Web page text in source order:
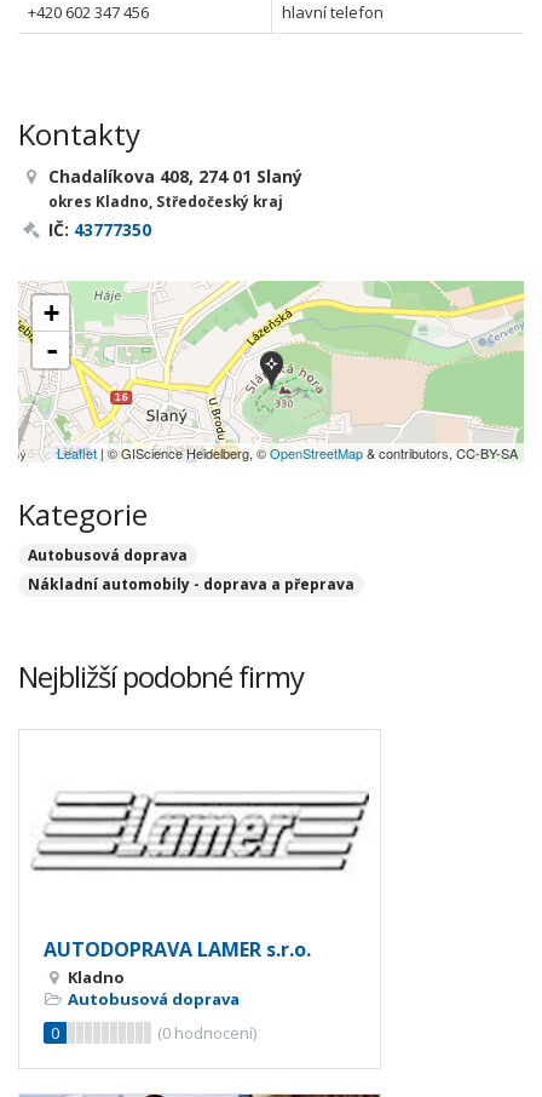
+420 602 347 456 hlavní telefon
Kontakty
Chadalíkova 408, 274 01 Slaný
okres Kladno, Středočeský kraj
IČ: 43777350
+
-
Leaflet | © GIScience Heidelberg, ©OpenStreetMap& contributors, CC-BY-SA
Kategorie
Autobusová doprava
Nákladní automobily - doprava a přeprava
Nejbližší podobné firmy
AUTODOPRAVA LAMER s.r.o.
Kladno
Autobusová doprava
0
(0 hodnocení)